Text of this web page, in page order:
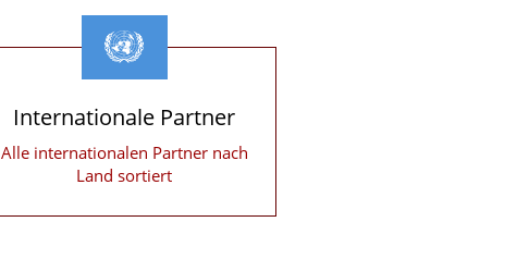
Internationale Partner
Alle internationalen Partner nach
Land sortiert